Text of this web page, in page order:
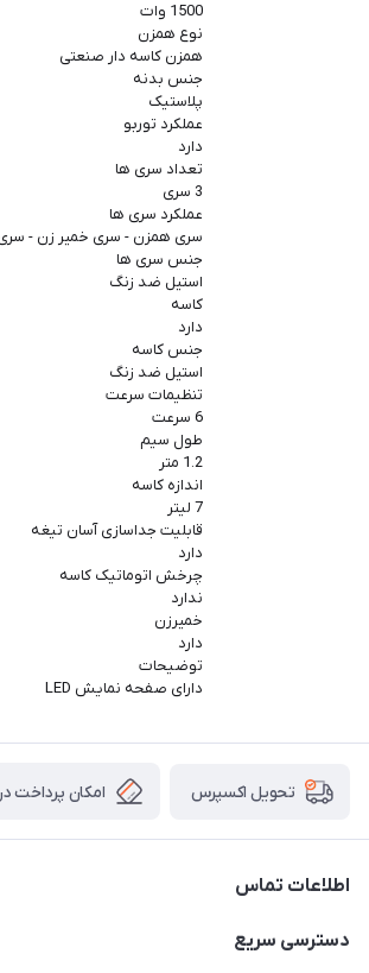
1500 وات
نوع همزن
همزن کاسه دار صنعتی
جنس بدنه
پلاستیک
عملکرد توربو
دارد
تعداد سری ها
3 سری
عملکرد سری ها
سری همزن - سری خمیر زن -
جنس سری ها
استیل ضد زنگ
کاسه
دارد
جنس کاسه
استیل ضد زنگ
تنظیمات سرعت
6 سرعت
طول سیم
1.2 متر
اندازه کاسه
7 لیتر
قابلیت جداسازی آسان تیغه
دارد
چرخش اتوماتیک کاسه
ندارد
خمیرزن
دارد
توضیحات
دارای صفحه نمایش LED
تحویل اکسپرس امکان پرداخت
اطلاعات تماس
۰۲۱۰۰۰۰۰۰۰۰
دسترسی سریع